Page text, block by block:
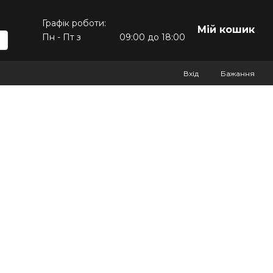
Графік роботи:
Пн - Пт з
09:00 до 18:00
Мій кошик
Вхід Бажання